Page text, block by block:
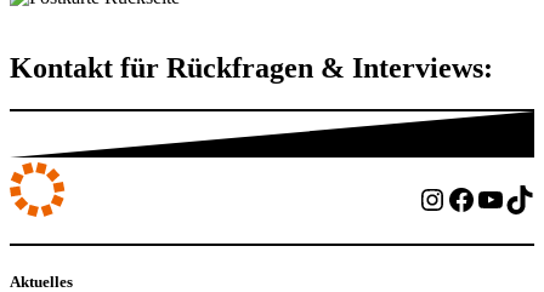
Kontakt für Rückfragen & Interviews:
Instagram
Aktuelles